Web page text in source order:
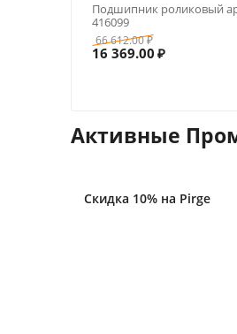
Подшипник роликовый
416099
66 612.00 ₽
16 369.00 ₽
Активные
Скидка 10% на Pirge